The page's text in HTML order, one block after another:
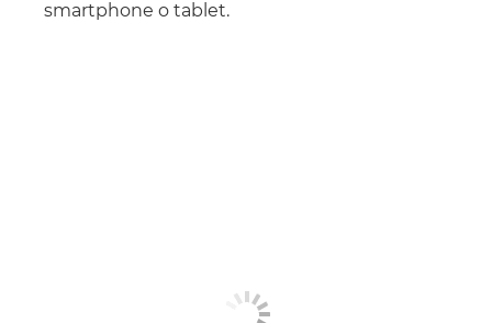
smartphone o tablet.